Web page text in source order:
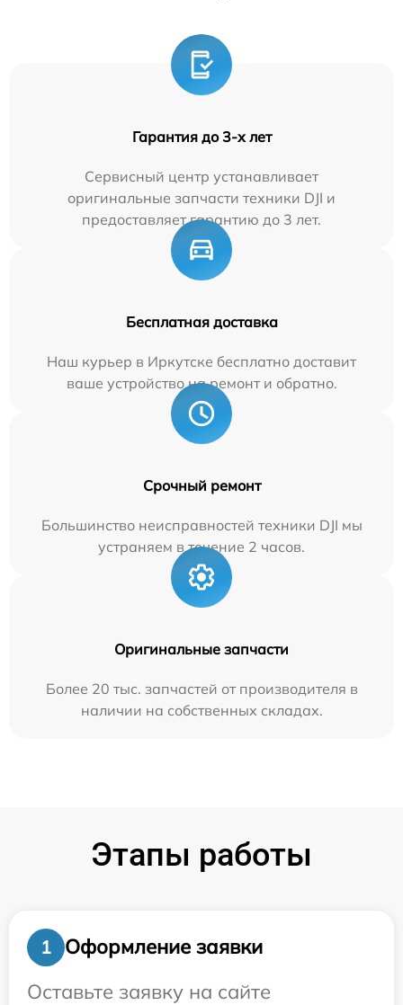
Гарантия до 3-х лет
Сервисный центр устанавливает
оригинальные запчасти техники DJI и
предоставляет гарантию до 3 лет.
Бесплатная доставка
Наш курьер в Иркутске бесплатно доставит
ваше устройство на ремонт и обратно.
Срочный ремонт
Большинство неисправностей техники DJI мы
устраняем в течение 2 часов.
Оригинальные запчасти
Более 20 тыс. запчастей от производителя в
наличии на собственных складах.
Этапы работы
1
Оформление заявки
Оставьте заявку на сайте